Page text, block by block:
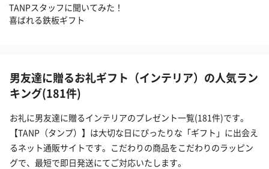
TANPスタッフに聞いてみた！
喜ばれる鉄板ギフト
男友達に贈るお礼ギフト（インテリア）の人気ラン
キング(181件)
お礼に男友達に贈るインテリアのプレゼント一覧(181件)です。
【TANP（タンプ）】は大切な日にぴったりな「ギフト」に出会え
るネット通販サイトです。こだわりの商品をこだわりのラッピン
グで、最短で即日発送にてご対応いたします。